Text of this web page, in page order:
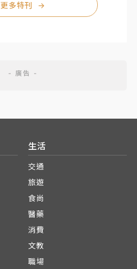
更多特刊 →
生活
交通
旅遊
食尚
醫藥
消費
文教
職場